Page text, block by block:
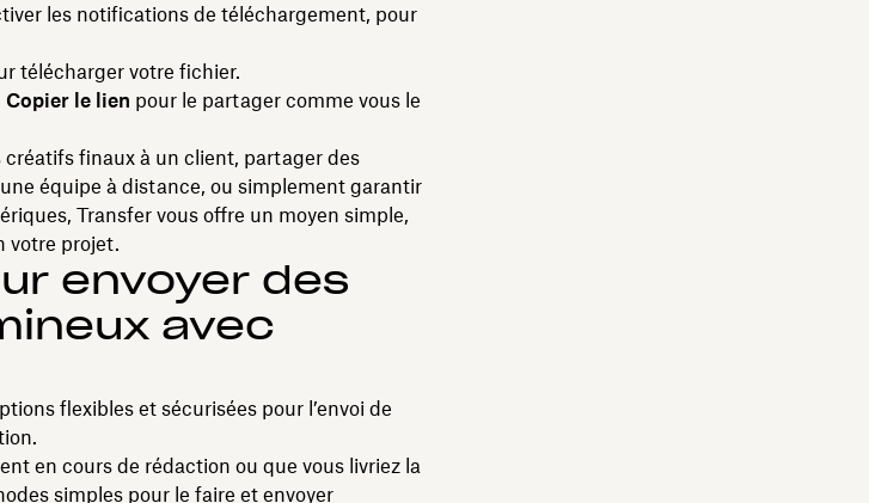
les notifications de téléchargement, pour
télécharger votre fichier.
Copier le lien pour le partager comme vous le
finaux à un client, partager des
équipe à distance, ou simplement garantir
Transfer vous offre un moyen simple,
votre projet.
envoyer des
avec
flexibles et sécurisées pour l’envoi de
en cours de rédaction ou que vous livriez la
simples pour le faire et envoyer